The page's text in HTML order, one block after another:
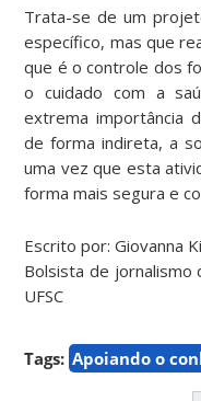
Trata-se de um
específico, mas que
que é o controle dos
o cuidado com a
extrema importância
de forma indireta, a
uma vez que esta
forma mais segura e
Escrito por: Giovanna
Bolsista de jornalismo
UFSC
Tags: Apoiando o